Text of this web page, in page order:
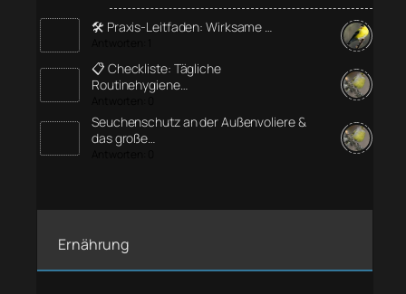
🛠️ Praxis-Leitfaden: Wirksame …
📋 Checkliste: Tägliche
Routinehygiene…
Seuchenschutz an der Außenvoliere &
das große…
Ernährung